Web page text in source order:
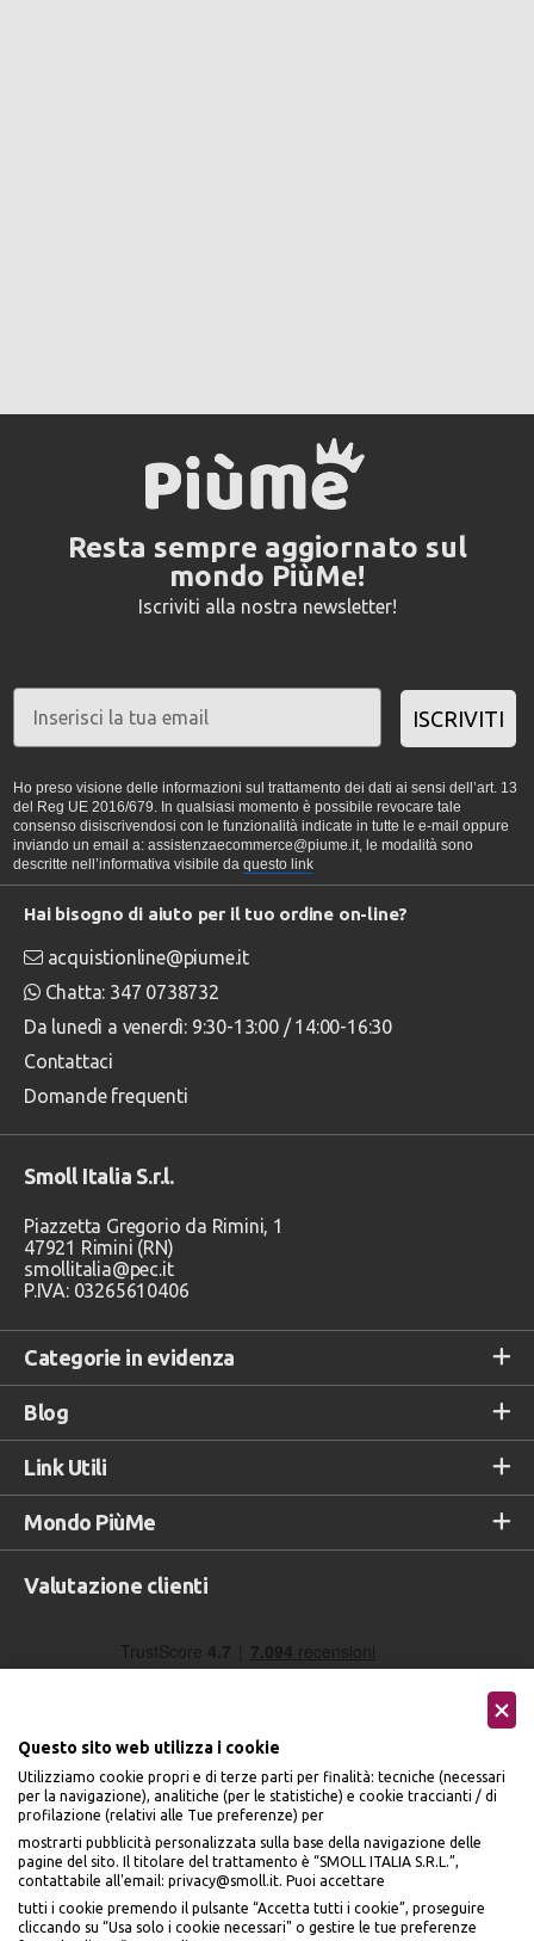
Resta sempre aggiornato sul
mondo PiùMe!
Iscriviti alla nostra newsletter!
ISCRIVITI
Ho preso visione delle informazioni sul trattamento dei dati ai sensi dell’art. 13
del Reg UE 2016/679. In qualsiasi momento è possibile revocare tale
consenso disiscrivendosi con le funzionalità indicate in tutte le e-mail oppure
inviando un email a: assistenzaecommerce@piume.it, le modalità sono
descritte nell’informativa visibile da questo link
Categorie in evidenza
Blog
Link Utili
Mondo PiùMe
Hai bisogno di aiuto per il tuo ordine on-line?
acquistionline@piume.it
Chatta: 347 0738732
Da lunedì a venerdì: 9:30-13:00 / 14:00-16:30
Contattaci
Domande frequenti
Smoll Italia S.r.l.
Piazzetta Gregorio da Rimini, 1
47921 Rimini (RN)
smollitalia@pec.it
P.IVA: 03265610406
Valutazione clienti
Seguici sui social
Questo sito web utilizza i cookie
Utilizziamo cookie propri e di terze parti per finalità: tecniche (necessari
per la navigazione), analitiche (per le statistiche) e cookie traccianti / di
profilazione (relativi alle Tue preferenze) per
mostrarti pubblicità personalizzata sulla base della navigazione delle
pagine del sito. Il titolare del trattamento è “SMOLL ITALIA S.R.L.”,
contattabile all'email: privacy@smoll.it. Puoi accettare
tutti i cookie premendo il pulsante “Accetta tutti i cookie”, proseguire
cliccando su “Usa solo i cookie necessari" o gestire le tue preferenze